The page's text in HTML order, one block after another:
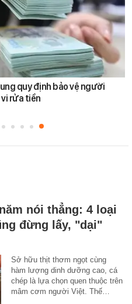
quy định bảo vệ người
rửa tiền
nói thẳng: 4 loại
đừng lấy, "dại"
Sở hữu thịt thơm ngọt cùng
hàm lượng dinh dưỡng cao, cá
chép là lựa chọn quen thuộc trên
mâm cơm người Việt. Thế…